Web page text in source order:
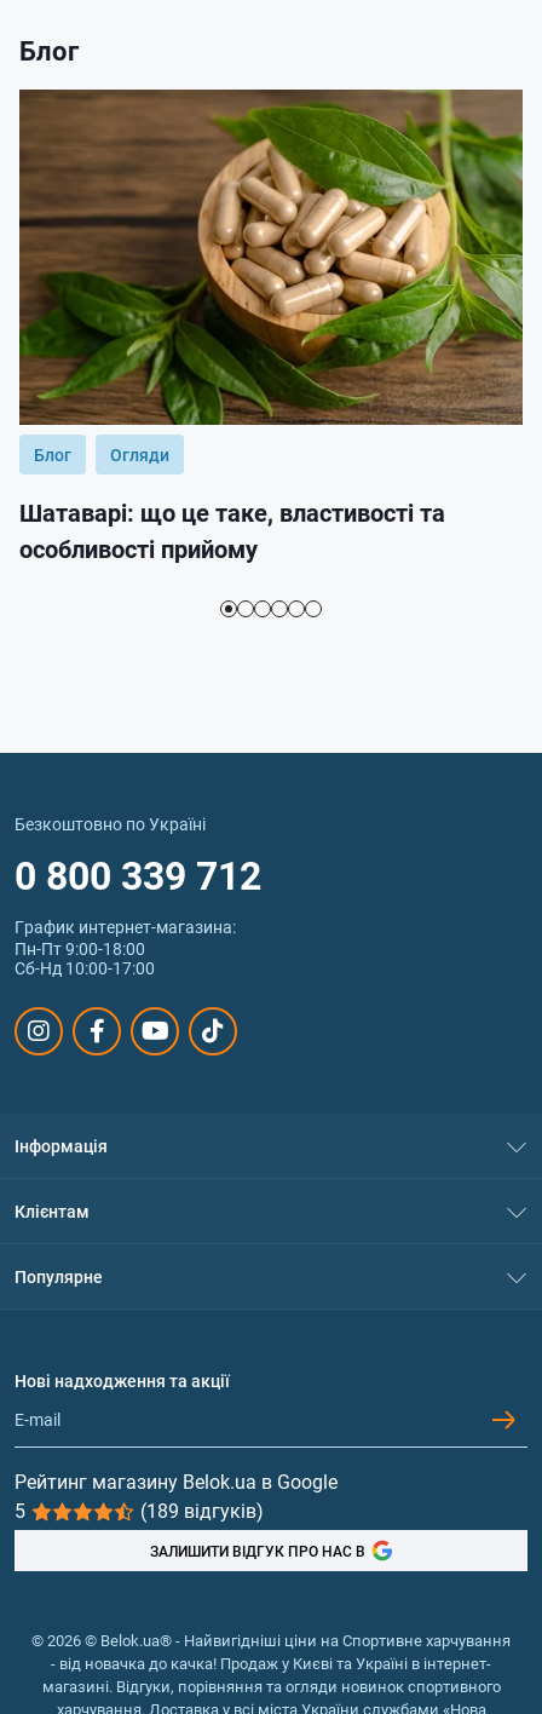
Блог
Блог Огляди
Шатаварі: що це таке, властивості та
особливості прийому
Безкоштовно по Україні
0 800 339 712
График интернет‑магазина:
Пн-Пт 9:00-18:00
Сб-Нд 10:00-17:00
Інформація
Політика конфіденційності
Обмін та повернення
Клієнтам
Популярне
Протеїн
Гейнери
Вітаміни та мінерали
Риб'ячий жир, жирні кислоти
Нові надходження та акції
Рейтинг магазину Belok.ua в Google
5
(189 відгуків)
ЗАЛИШИТИ ВІДГУК ПРО НАС В
© 2026 © Belok.ua® - Найвигідніші ціни на Спортивне харчування
- від новачка до качка! Продаж у Києві та Україні в інтернет-
магазині. Відгуки, порівняння та огляди новинок спортивного
харчування. Доставка у всі міста України службами «Нова